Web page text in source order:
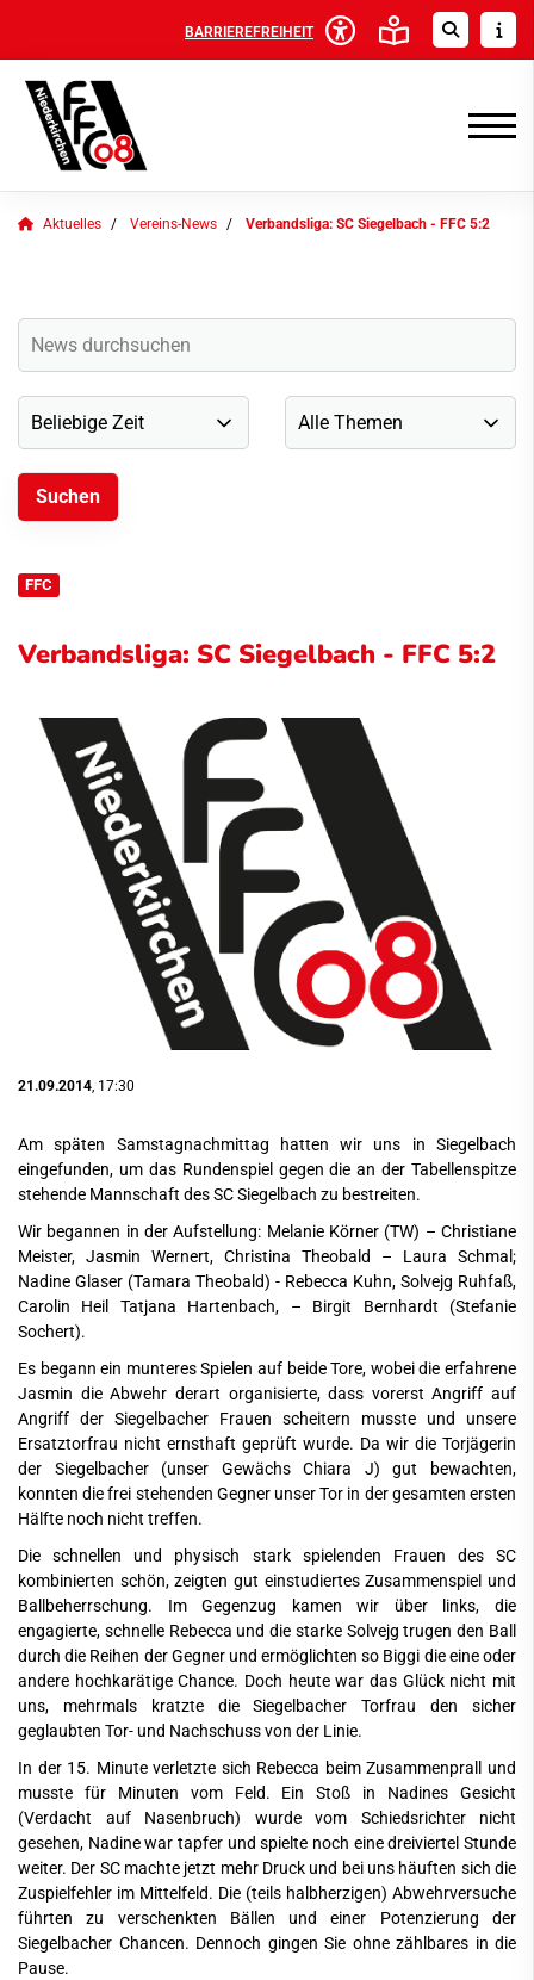
BARRIEREFREIHEIT
Aktuelles Vereins-News Verbandsliga: SC Siegelbach - FFC 5:2
FFC
Verbandsliga: SC Siegelbach - FFC 5:2
21.09.2014 , 17:30
Am späten Samstagnachmittag hatten wir uns in Siegelbach
eingefunden, um das Rundenspiel gegen die an der Tabellenspitze
stehende Mannschaft des SC Siegelbach zu bestreiten.
Wir begannen in der Aufstellung: Melanie Körner (TW) – Christiane
Meister, Jasmin Wernert, Christina Theobald – Laura Schmal;
Nadine Glaser (Tamara Theobald) - Rebecca Kuhn, Solvejg Ruhfaß,
Carolin Heil Tatjana Hartenbach, – Birgit Bernhardt (Stefanie
Sochert).
Es begann ein munteres Spielen auf beide Tore, wobei die erfahrene
Jasmin die Abwehr derart organisierte, dass vorerst Angriff auf
Angriff der Siegelbacher Frauen scheitern musste und unsere
Ersatztorfrau nicht ernsthaft geprüft wurde. Da wir die Torjägerin
der Siegelbacher (unser Gewächs Chiara J) gut bewachten,
konnten die frei stehenden Gegner unser Tor in der gesamten ersten
Hälfte noch nicht treffen.
Die schnellen und physisch stark spielenden Frauen des SC
kombinierten schön, zeigten gut einstudiertes Zusammenspiel und
Ballbeherrschung. Im Gegenzug kamen wir über links, die
engagierte, schnelle Rebecca und die starke Solvejg trugen den Ball
durch die Reihen der Gegner und ermöglichten so Biggi die eine oder
andere hochkarätige Chance. Doch heute war das Glück nicht mit
uns, mehrmals kratzte die Siegelbacher Torfrau den sicher
geglaubten Tor- und Nachschuss von der Linie.
In der 15. Minute verletzte sich Rebecca beim Zusammenprall und
musste für Minuten vom Feld. Ein Stoß in Nadines Gesicht
(Verdacht auf Nasenbruch) wurde vom Schiedsrichter nicht
gesehen, Nadine war tapfer und spielte noch eine dreiviertel Stunde
weiter. Der SC machte jetzt mehr Druck und bei uns häuften sich die
Zuspielfehler im Mittelfeld. Die (teils halbherzigen) Abwehrversuche
führten zu verschenkten Bällen und einer Potenzierung der
Siegelbacher Chancen. Dennoch gingen Sie ohne zählbares in die
Pause.